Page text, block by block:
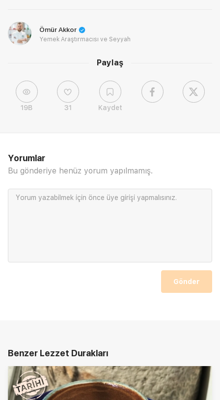
Paylaş
19B 31 Kaydet
Ömür Akkor
Yemek Araştırmacısı ve Seyyah
Yorumlar
Bu gönderiye henüz yorum yapılmamış.
Yorum yazabilmek için önce üye girişi yapmalısınız.
Gönder
Benzer Lezzet Durakları